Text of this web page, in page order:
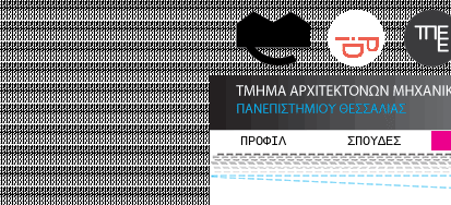
ΠΡΟΦΙΛ ΣΠΟΥΔΕΣ